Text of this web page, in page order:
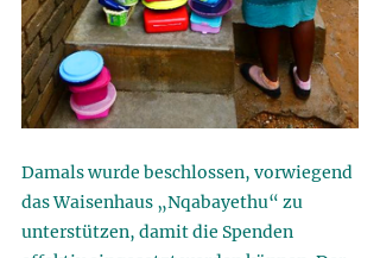
Damals wurde beschlossen, vorwiegend
das Waisenhaus „Nqabayethu“ zu
unterstützen, damit die Spenden